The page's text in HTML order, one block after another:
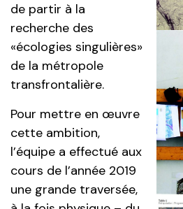
de partir à la
recherche des
«écologies singulières»
de la métropole
transfrontalière.
Pour mettre en œuvre
cette ambition,
l’équipe a effectué aux
cours de l’année 2019
une grande traversée,